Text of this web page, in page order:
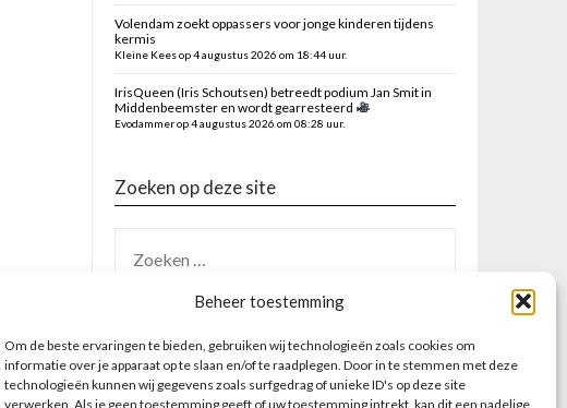
Beheer toestemming
Om de beste ervaringen te bieden, gebruiken wij technologieën zoals cookies om
informatie over je apparaat op te slaan en/of te raadplegen. Door in te stemmen met deze
technologieën kunnen wij gegevens zoals surfgedrag of unieke ID's op deze site
verwerken. Als je geen toestemming geeft of uw toestemming intrekt, kan dit een nadelige
Volendam zoekt oppassers voor jonge kinderen tijdens
kermis
Kleine Kees op 4 augustus 2026 om 18:44 uur.
IrisQueen (Iris Schoutsen) betreedt podium Jan Smit in
Middenbeemster en wordt gearresteerd
Evodammer op 4 augustus 2026 om 08:28 uur.
Zoeken op deze site